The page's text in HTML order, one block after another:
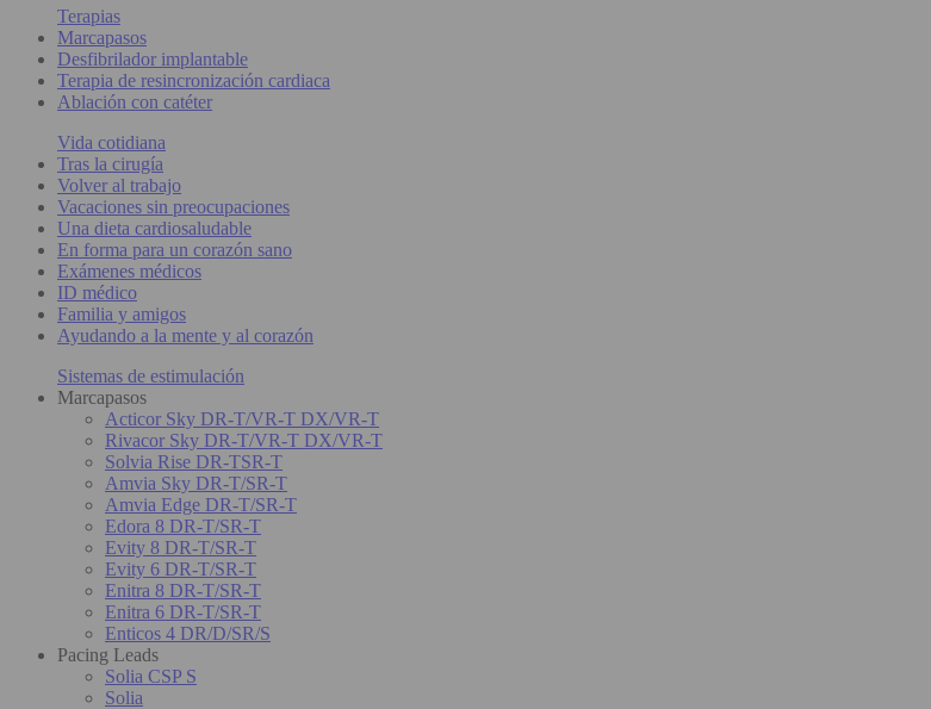
Terapias
Marcapasos
Desfibrilador implantable
Terapia de resincronización cardiaca
Ablación con catéter
Vida cotidiana
Tras la cirugía
Volver al trabajo
Vacaciones sin preocupaciones
Una dieta cardiosaludable
En forma para un corazón sano
Exámenes médicos
ID médico
Familia y amigos
Ayudando a la mente y al corazón
Sistemas de estimulación
Marcapasos
Acticor Sky DR-T/VR-T DX/VR-T
Rivacor Sky DR-T/VR-T DX/VR-T
Solvia Rise DR-TSR-T
Amvia Sky DR-T/SR-T
Amvia Edge DR-T/SR-T
Edora 8 DR-T/SR-T
Evity 8 DR-T/SR-T
Evity 6 DR-T/SR-T
Enitra 8 DR-T/SR-T
Enitra 6 DR-T/SR-T
Enticos 4 DR/D/SR/S
Pacing Leads
Solia CSP S
Solia